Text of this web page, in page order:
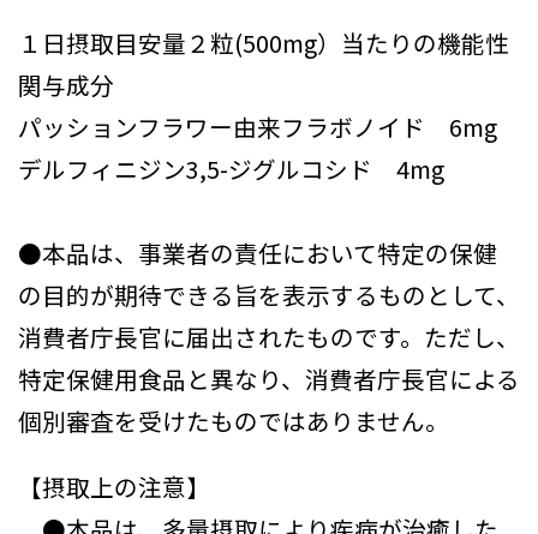
１日摂取目安量２粒(500mg）当たりの機能性
関与成分
パッションフラワー由来フラボノイド 6mg
デルフィニジン3,5-ジグルコシド 4mg
●本品は、事業者の責任において特定の保健
の目的が期待できる旨を表示するものとして、
消費者庁長官に届出されたものです。ただし、
特定保健用食品と異なり、消費者庁長官による
個別審査を受けたものではありません。
【摂取上の注意】